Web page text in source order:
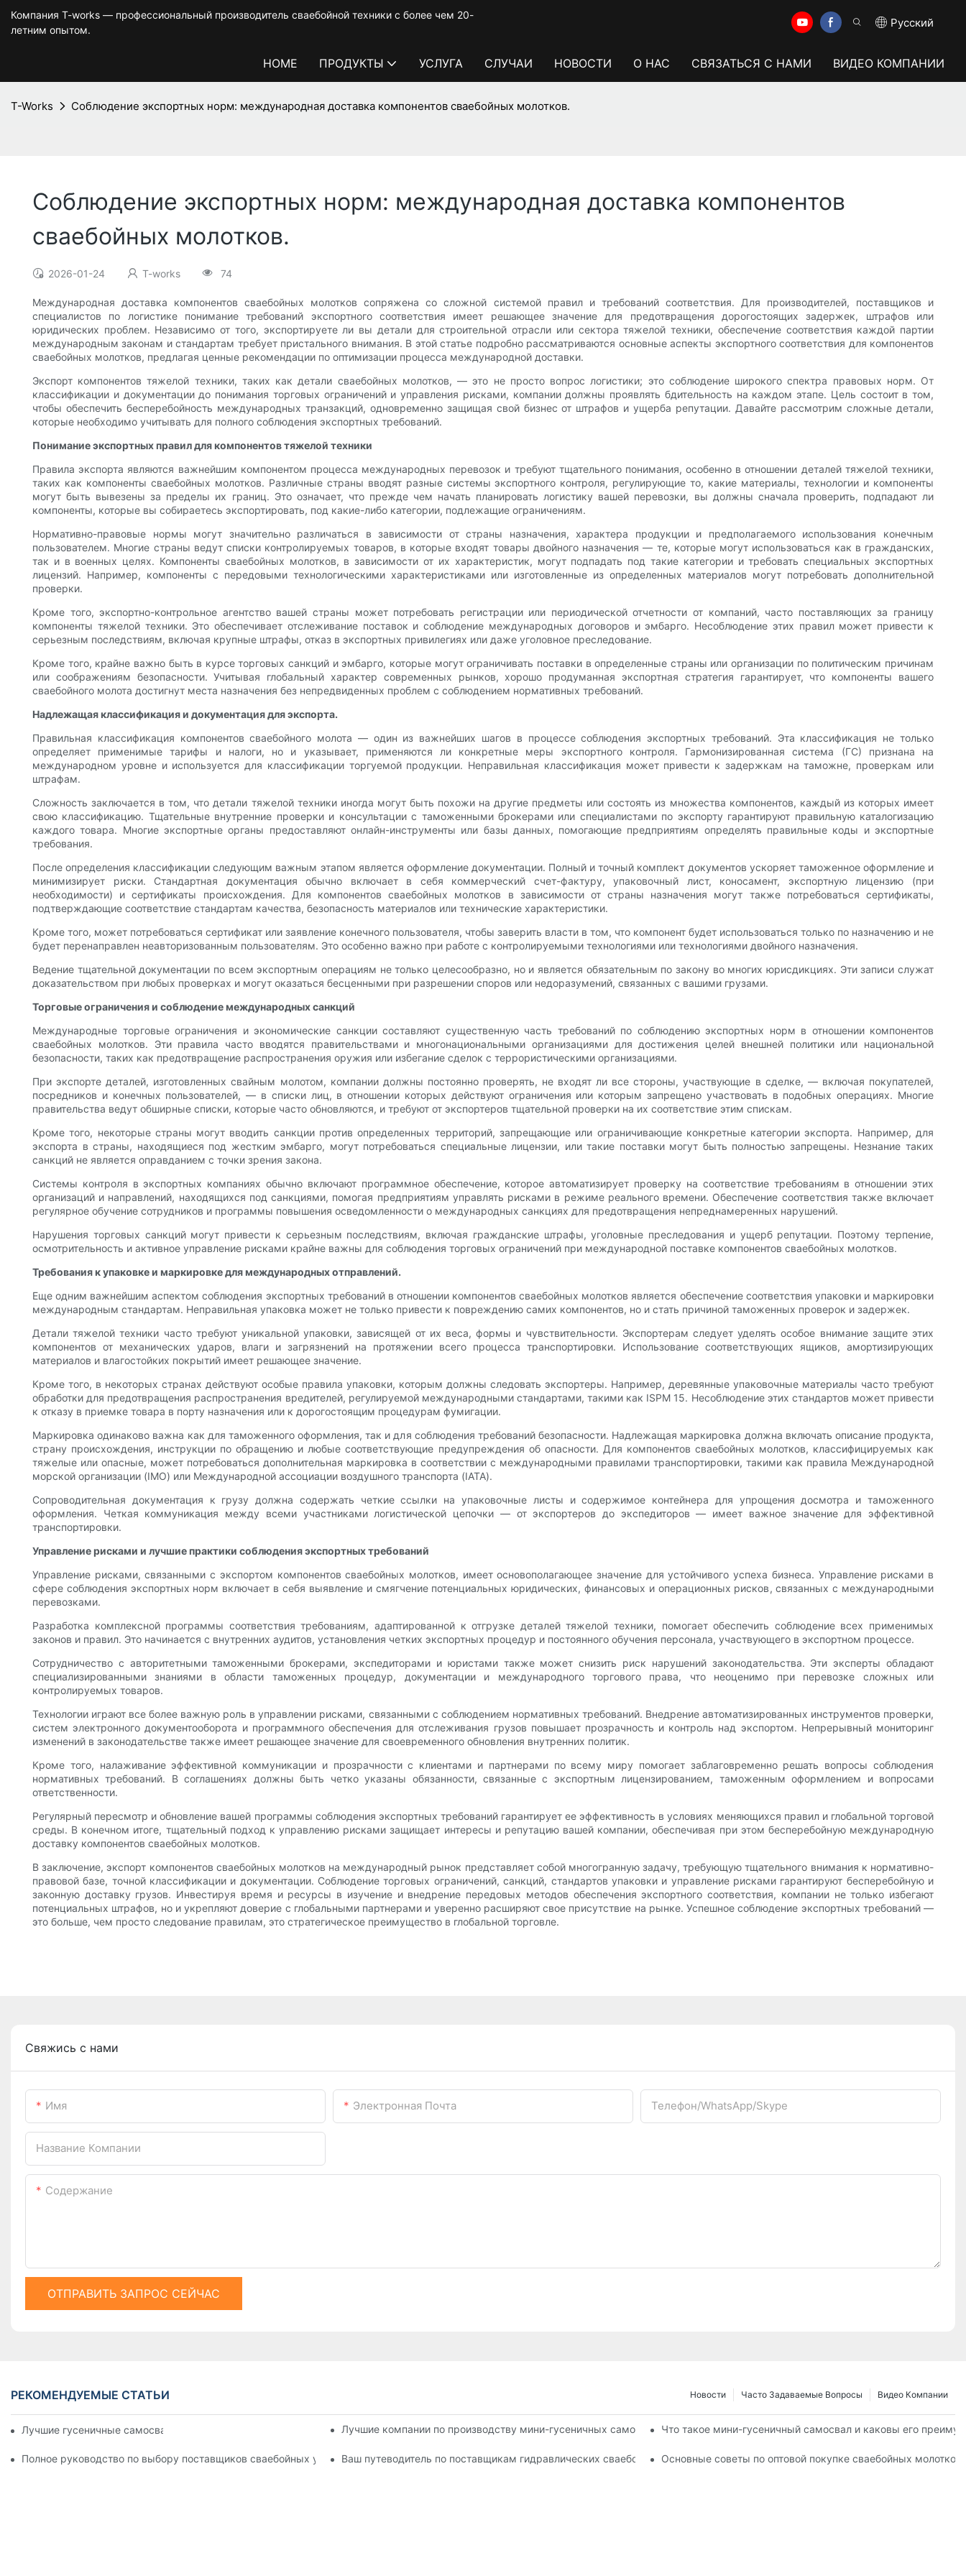
Компания T-works — профессиональный производитель сваебойной техники с более чем 20-
летним опытом.
Pусский
HOME ПРОДУКТЫ УСЛУГА СЛУЧАИ НОВОСТИ О НАС СВЯЗАТЬСЯ С НАМИ ВИДЕО КОМПАНИИ
T-Works Соблюдение экспортных норм: международная доставка компонентов сваебойных молотков.
Соблюдение экспортных норм: международная доставка компонентов
сваебойных молотков.
2026-01-24 T-works 74
Международная доставка компонентов сваебойных молотков сопряжена со сложной системой правил и требований соответствия. Для производителей, поставщиков и
специалистов по логистике понимание требований экспортного соответствия имеет решающее значение для предотвращения дорогостоящих задержек, штрафов или
юридических проблем. Независимо от того, экспортируете ли вы детали для строительной отрасли или сектора тяжелой техники, обеспечение соответствия каждой партии
международным законам и стандартам требует пристального внимания. В этой статье подробно рассматриваются основные аспекты экспортного соответствия для компонентов
сваебойных молотков, предлагая ценные рекомендации по оптимизации процесса международной доставки.
Экспорт компонентов тяжелой техники, таких как детали сваебойных молотков, — это не просто вопрос логистики; это соблюдение широкого спектра правовых норм. От
классификации и документации до понимания торговых ограничений и управления рисками, компании должны проявлять бдительность на каждом этапе. Цель состоит в том,
чтобы обеспечить бесперебойность международных транзакций, одновременно защищая свой бизнес от штрафов и ущерба репутации. Давайте рассмотрим сложные детали,
которые необходимо учитывать для полного соблюдения экспортных требований.
Понимание экспортных правил для компонентов тяжелой техники
Правила экспорта являются важнейшим компонентом процесса международных перевозок и требуют тщательного понимания, особенно в отношении деталей тяжелой техники,
таких как компоненты сваебойных молотков. Различные страны вводят разные системы экспортного контроля, регулирующие то, какие материалы, технологии и компоненты
могут быть вывезены за пределы их границ. Это означает, что прежде чем начать планировать логистику вашей перевозки, вы должны сначала проверить, подпадают ли
компоненты, которые вы собираетесь экспортировать, под какие-либо категории, подлежащие ограничениям.
Нормативно-правовые нормы могут значительно различаться в зависимости от страны назначения, характера продукции и предполагаемого использования конечным
пользователем. Многие страны ведут списки контролируемых товаров, в которые входят товары двойного назначения — те, которые могут использоваться как в гражданских,
так и в военных целях. Компоненты сваебойных молотков, в зависимости от их характеристик, могут подпадать под такие категории и требовать специальных экспортных
лицензий. Например, компоненты с передовыми технологическими характеристиками или изготовленные из определенных материалов могут потребовать дополнительной
проверки.
Кроме того, экспортно-контрольное агентство вашей страны может потребовать регистрации или периодической отчетности от компаний, часто поставляющих за границу
компоненты тяжелой техники. Это обеспечивает отслеживание поставок и соблюдение международных договоров и эмбарго. Несоблюдение этих правил может привести к
серьезным последствиям, включая крупные штрафы, отказ в экспортных привилегиях или даже уголовное преследование.
Кроме того, крайне важно быть в курсе торговых санкций и эмбарго, которые могут ограничивать поставки в определенные страны или организации по политическим причинам
или соображениям безопасности. Учитывая глобальный характер современных рынков, хорошо продуманная экспортная стратегия гарантирует, что компоненты вашего
сваебойного молота достигнут места назначения без непредвиденных проблем с соблюдением нормативных требований.
Надлежащая классификация и документация для экспорта.
Правильная классификация компонентов сваебойного молота — один из важнейших шагов в процессе соблюдения экспортных требований. Эта классификация не только
определяет применимые тарифы и налоги, но и указывает, применяются ли конкретные меры экспортного контроля. Гармонизированная система (ГС) признана на
международном уровне и используется для классификации торгуемой продукции. Неправильная классификация может привести к задержкам на таможне, проверкам или
штрафам.
Сложность заключается в том, что детали тяжелой техники иногда могут быть похожи на другие предметы или состоять из множества компонентов, каждый из которых имеет
свою классификацию. Тщательные внутренние проверки и консультации с таможенными брокерами или специалистами по экспорту гарантируют правильную каталогизацию
каждого товара. Многие экспортные органы предоставляют онлайн-инструменты или базы данных, помогающие предприятиям определять правильные коды и экспортные
требования.
После определения классификации следующим важным этапом является оформление документации. Полный и точный комплект документов ускоряет таможенное оформление и
минимизирует риски. Стандартная документация обычно включает в себя коммерческий счет-фактуру, упаковочный лист, коносамент, экспортную лицензию (при
необходимости) и сертификаты происхождения. Для компонентов сваебойных молотков в зависимости от страны назначения могут также потребоваться сертификаты,
подтверждающие соответствие стандартам качества, безопасность материалов или технические характеристики.
Кроме того, может потребоваться сертификат или заявление конечного пользователя, чтобы заверить власти в том, что компонент будет использоваться только по назначению и не
будет перенаправлен неавторизованным пользователям. Это особенно важно при работе с контролируемыми технологиями или технологиями двойного назначения.
Ведение тщательной документации по всем экспортным операциям не только целесообразно, но и является обязательным по закону во многих юрисдикциях. Эти записи служат
доказательством при любых проверках и могут оказаться бесценными при разрешении споров или недоразумений, связанных с вашими грузами.
Торговые ограничения и соблюдение международных санкций
Международные торговые ограничения и экономические санкции составляют существенную часть требований по соблюдению экспортных норм в отношении компонентов
сваебойных молотков. Эти правила часто вводятся правительствами и многонациональными организациями для достижения целей внешней политики или национальной
безопасности, таких как предотвращение распространения оружия или избегание сделок с террористическими организациями.
При экспорте деталей, изготовленных свайным молотом, компании должны постоянно проверять, не входят ли все стороны, участвующие в сделке, — включая покупателей,
посредников и конечных пользователей, — в списки лиц, в отношении которых действуют ограничения или которым запрещено участвовать в подобных операциях. Многие
правительства ведут обширные списки, которые часто обновляются, и требуют от экспортеров тщательной проверки на их соответствие этим спискам.
Кроме того, некоторые страны могут вводить санкции против определенных территорий, запрещающие или ограничивающие конкретные категории экспорта. Например, для
экспорта в страны, находящиеся под жестким эмбарго, могут потребоваться специальные лицензии, или такие поставки могут быть полностью запрещены. Незнание таких
санкций не является оправданием с точки зрения закона.
Системы контроля в экспортных компаниях обычно включают программное обеспечение, которое автоматизирует проверку на соответствие требованиям в отношении этих
организаций и направлений, находящихся под санкциями, помогая предприятиям управлять рисками в режиме реального времени. Обеспечение соответствия также включает
регулярное обучение сотрудников и программы повышения осведомленности о международных санкциях для предотвращения непреднамеренных нарушений.
Нарушения торговых санкций могут привести к серьезным последствиям, включая гражданские штрафы, уголовные преследования и ущерб репутации. Поэтому терпение,
осмотрительность и активное управление рисками крайне важны для соблюдения торговых ограничений при международной поставке компонентов сваебойных молотков.
Требования к упаковке и маркировке для международных отправлений.
Еще одним важнейшим аспектом соблюдения экспортных требований в отношении компонентов сваебойных молотков является обеспечение соответствия упаковки и маркировки
международным стандартам. Неправильная упаковка может не только привести к повреждению самих компонентов, но и стать причиной таможенных проверок и задержек.
Детали тяжелой техники часто требуют уникальной упаковки, зависящей от их веса, формы и чувствительности. Экспортерам следует уделять особое внимание защите этих
компонентов от механических ударов, влаги и загрязнений на протяжении всего процесса транспортировки. Использование соответствующих ящиков, амортизирующих
материалов и влагостойких покрытий имеет решающее значение.
Кроме того, в некоторых странах действуют особые правила упаковки, которым должны следовать экспортеры. Например, деревянные упаковочные материалы часто требуют
обработки для предотвращения распространения вредителей, регулируемой международными стандартами, такими как ISPM 15. Несоблюдение этих стандартов может привести
к отказу в приемке товара в порту назначения или к дорогостоящим процедурам фумигации.
Маркировка одинаково важна как для таможенного оформления, так и для соблюдения требований безопасности. Надлежащая маркировка должна включать описание продукта,
страну происхождения, инструкции по обращению и любые соответствующие предупреждения об опасности. Для компонентов сваебойных молотков, классифицируемых как
тяжелые или опасные, может потребоваться дополнительная маркировка в соответствии с международными правилами транспортировки, такими как правила Международной
морской организации (IMO) или Международной ассоциации воздушного транспорта (IATA).
Сопроводительная документация к грузу должна содержать четкие ссылки на упаковочные листы и содержимое контейнера для упрощения досмотра и таможенного
оформления. Четкая коммуникация между всеми участниками логистической цепочки — от экспортеров до экспедиторов — имеет важное значение для эффективной
транспортировки.
Управление рисками и лучшие практики соблюдения экспортных требований
Управление рисками, связанными с экспортом компонентов сваебойных молотков, имеет основополагающее значение для устойчивого успеха бизнеса. Управление рисками в
сфере соблюдения экспортных норм включает в себя выявление и смягчение потенциальных юридических, финансовых и операционных рисков, связанных с международными
перевозками.
Разработка комплексной программы соответствия требованиям, адаптированной к отгрузке деталей тяжелой техники, помогает обеспечить соблюдение всех применимых
законов и правил. Это начинается с внутренних аудитов, установления четких экспортных процедур и постоянного обучения персонала, участвующего в экспортном процессе.
Сотрудничество с авторитетными таможенными брокерами, экспедиторами и юристами также может снизить риск нарушений законодательства. Эти эксперты обладают
специализированными знаниями в области таможенных процедур, документации и международного торгового права, что неоценимо при перевозке сложных или
контролируемых товаров.
Технологии играют все более важную роль в управлении рисками, связанными с соблюдением нормативных требований. Внедрение автоматизированных инструментов проверки,
систем электронного документооборота и программного обеспечения для отслеживания грузов повышает прозрачность и контроль над экспортом. Непрерывный мониторинг
изменений в законодательстве также имеет решающее значение для своевременного обновления внутренних политик.
Кроме того, налаживание эффективной коммуникации и прозрачности с клиентами и партнерами по всему миру помогает заблаговременно решать вопросы соблюдения
нормативных требований. В соглашениях должны быть четко указаны обязанности, связанные с экспортным лицензированием, таможенным оформлением и вопросами
ответственности.
Регулярный пересмотр и обновление вашей программы соблюдения экспортных требований гарантирует ее эффективность в условиях меняющихся правил и глобальной торговой
среды. В конечном итоге, тщательный подход к управлению рисками защищает интересы и репутацию вашей компании, обеспечивая при этом бесперебойную международную
доставку компонентов сваебойных молотков.
В заключение, экспорт компонентов сваебойных молотков на международный рынок представляет собой многогранную задачу, требующую тщательного внимания к нормативно-
правовой базе, точной классификации и документации. Соблюдение торговых ограничений, санкций, стандартов упаковки и управление рисками гарантируют бесперебойную и
законную доставку грузов. Инвестируя время и ресурсы в изучение и внедрение передовых методов обеспечения экспортного соответствия, компании не только избегают
потенциальных штрафов, но и укрепляют доверие с глобальными партнерами и уверенно расширяют свое присутствие на рынке. Успешное соблюдение экспортных требований —
это больше, чем просто следование правилам, это стратегическое преимущество в глобальной торговле.
Свяжись с нами
Имя Электронная Почта Телефон/WhatsApp/Skype
Название Компании
Содержание
ОТПРАВИТЬ ЗАПРОС СЕЙЧАС
РЕКОМЕНДУЕМЫЕ СТАТЬИ Видео Компании
Часто Задаваемые Вопросы
Новости
Лучшие гусеничные самосвалы на рынке сегодня Лучшие компании по производству мини-гусеничных самосвалов, гарантирующие качество.
Что такое мини-гусеничный самосвал и каковы его
Полное руководство по выбору поставщиков сваебойных установокВаш путеводитель по поставщикам гидравлических сваебойных молотовОсновные советы по оптовой покупке сваебойных молотков